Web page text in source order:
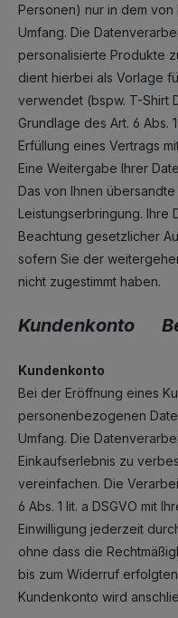
Personen) nur in dem
Umfang. Die
personalisierte Produkte
dient hierbei als Vorlage
verwendet (bspw. T-Shirt
Grundlage des Art. 6 Abs.
Erfüllung eines Vertrags
Eine Weitergabe Ihrer
Das von Ihnen
Leistungserbringung. Ihre
Beachtung gesetzlicher
sofern Sie der
nicht zugestimmt haben.
Kundenkonto
Kundenkonto
Bei der Eröffnung eines
personenbezogenen
Umfang. Die
Einkaufserlebnis zu
vereinfachen. Die
6 Abs. 1 lit. a DSGVO mit
Einwilligung jederzeit
ohne dass die
bis zum Widerruf
Kundenkonto wird